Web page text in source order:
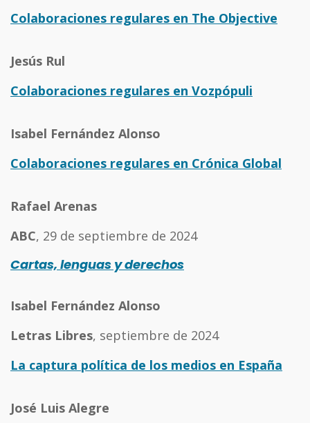
Colaboraciones regulares en The Objective
Jesús Rul
Colaboraciones regulares en Vozpópuli
Isabel Fernández Alonso
Colaboraciones regulares en Crónica Global
Rafael Arenas
ABC, 29 de septiembre de 2024
Cartas, lenguas y derechos
Isabel Fernández Alonso
Letras Libres, septiembre de 2024
La captura política de los medios en España
José Luis Alegre